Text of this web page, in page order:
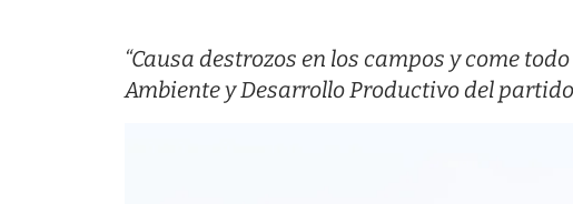
“Causa destrozos en los campos y come
Ambiente y Desarrollo Productivo del